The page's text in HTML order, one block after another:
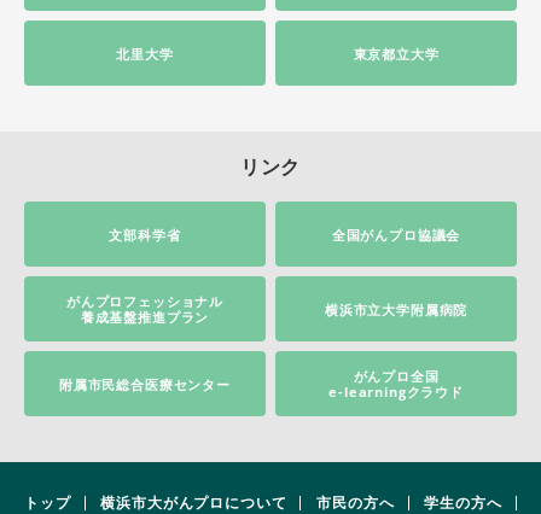
北里大学 東京都立大学
リンク
文部科学省 全国がんプロ協議会
がんプロフェッショナル
養成基盤推進プラン
横浜市立大学附属病院
附属市民総合医療センター
がんプロ全国
e-learningクラウド
トップ 横浜市大がんプロについて 市民の方へ 学生の方へ